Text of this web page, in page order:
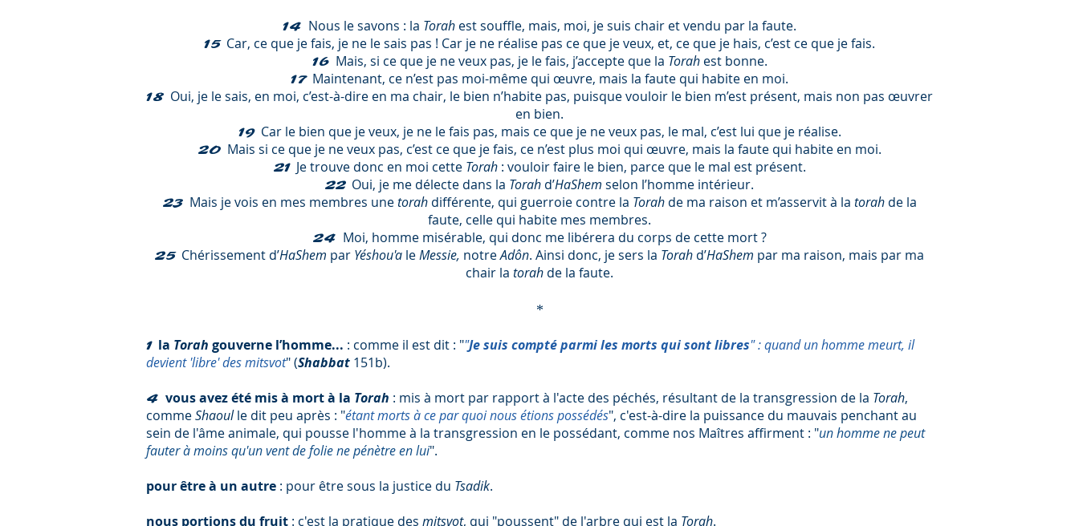
14 Nous le savons : la Torah est souffle, mais, moi, je suis chair et vendu par la faute.
15 Car, ce que je fais, je ne le sais pas ! Car je ne réalise pas ce que je veux, et, ce que je hais, c’est ce que je fais.
16 Mais, si ce que je ne veux pas, je le fais, j’accepte que la Torah est bonne.
17 Maintenant, ce n’est pas moi-même qui œuvre, mais la faute qui habite en moi.
18 Oui, je le sais, en moi, c’est-à-dire en ma chair, le bien n’habite pas, puisque vouloir le bien m’est présent, mais non pas œuvrer
en bien.
19 Car le bien que je veux, je ne le fais pas, mais ce que je ne veux pas, le mal, c’est lui que je réalise.
20 Mais si ce que je ne veux pas, c’est ce que je fais, ce n’est plus moi qui œuvre, mais la faute qui habite en moi.
21 Je trouve donc en moi cette Torah : vouloir faire le bien, parce que le mal est présent.
22 Oui, je me délecte dans la Torah d’HaShem selon l’homme intérieur.
23 Mais je vois en mes membres unetorah différente, qui guerroie contre la Torah de ma raison et m’asservit à la torah de la
faute, celle qui habite mes membres.
24 Moi, homme misérable, qui donc me libérera du corps de cette mort ?
25 Chérissement d’HaShem par Yéshou'a leMessie, notreAdôn. Ainsi donc, je sers la Torah d’HaShem par ma raison, mais par ma
chair la torah de la faute.
*
1 la Torah gouverne l’homme... : comme il est dit : ""Je suis compté parmi les morts qui sont libres" : quand un homme meurt, il
devient 'libre' des mitsvot" (Shabbat 151b).
4 vous avez été mis à mort à la Torah : mis à mort par rapport à l'acte des péchés, résultant de la transgression de la Torah,
commeShaoulle dit peu après : "étant morts à ce par quoi nous étions possédés", c'est-à-dire la puissance du mauvais penchant au
sein de l'âme animale, qui pousse l'homme à la transgression en le possédant, comme nos Maîtres affirment : "un homme ne peut
fauter à moins qu'un vent de folie ne pénètre en lui".
pour être à un autre : pour être sous la justice du Tsadik.
nous portions du fruit : c'est la pratique des mitsvot, qui "poussent" de l'arbre qui est la Torah.